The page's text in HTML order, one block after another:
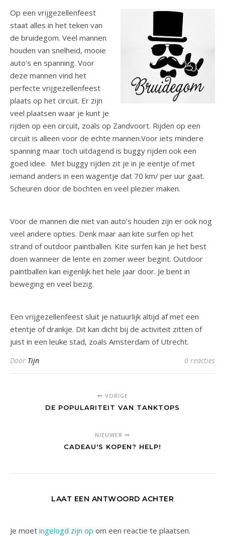
Op een vrijgezellenfeest
staat alles in het teken van
de bruidegom. Veel mannen
houden van snelheid, mooie
auto’s en spanning. Voor
deze mannen vind het
perfecte vrijgezellenfeest
plaats op het circuit. Er zijn
veel plaatsen waar je kunt je
rijden op een circuit, zoals op Zandvoort. Rijden op een
circuit is alleen voor de echte mannen.Voor iets mindere
spanning maar toch uitdagend is buggy rijden ook een
goed idee. Met buggy rijden zit je in je eentje of met
iemand anders in een wagentje dat 70 km/ per uur gaat.
Scheuren door de bochten en veel plezier maken.
Voor de mannen die niet van auto’s houden zijn er ook nog
veel andere opties. Denk maar aan kite surfen op het
strand of outdoor paintballen. Kite surfen kan je het best
doen wanneer de lente en zomer weer begint. Outdoor
paintballen kan eigenlijk het hele jaar door. Je bent in
beweging en veel bezig.
Een vrijgezellenfeest sluit je natuurlijk altijd af met een
etentje of drankje. Dit kan dicht bij de activiteit zitten of
juist in een leuke stad, zoals Amsterdam of Utrecht.
Door Tijn 0 reacties
VORIGE
DE POPULARITEIT VAN TANKTOPS
NIEUWER
CADEAU'S KOPEN? HELP!
LAAT EEN ANTWOORD ACHTER
Je moet ingelogd zijn op om een reactie te plaatsen.